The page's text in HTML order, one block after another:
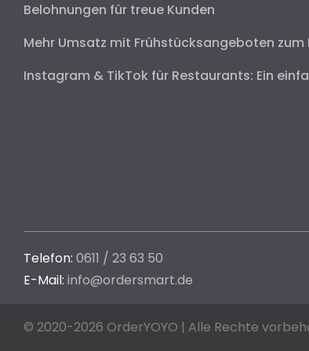
Belohnungen für treue Kunden
Mehr Umsatz mit Frühstücksangeboten zum
Instagram & TikTok für Restaurants: Ein
Telefon: 0611 / 23 63 50
E-Mail: info@ordersmart.de
© 2020-2026 OrderYOYO | Alle Rechte